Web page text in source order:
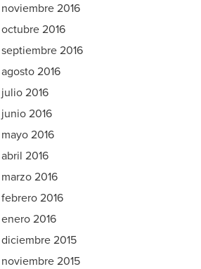
noviembre 2016
octubre 2016
septiembre 2016
agosto 2016
julio 2016
junio 2016
mayo 2016
abril 2016
marzo 2016
febrero 2016
enero 2016
diciembre 2015
noviembre 2015